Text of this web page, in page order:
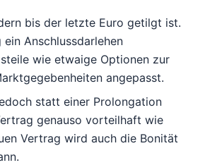
bis der letzte Euro getilgt ist.
Anschlussdarlehen
wie etwaige Optionen zur
angepasst.
statt einer Prolongation
genauso vorteilhaft wie
Vertrag wird auch die Bonität